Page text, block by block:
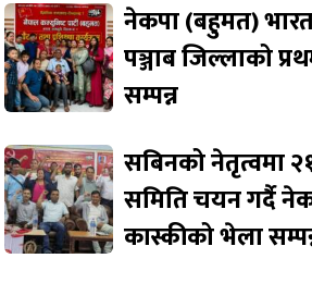
नेकपा (बहुमत)
पञ्जाब जिल्लाको
सम्पन्न
सबिनको नेतृत्वमा
समिति चयन गर्दै
कास्कीको भेला